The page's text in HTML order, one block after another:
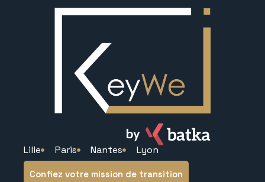
Lille Paris Nantes Lyon
Confiez votre mission de transition